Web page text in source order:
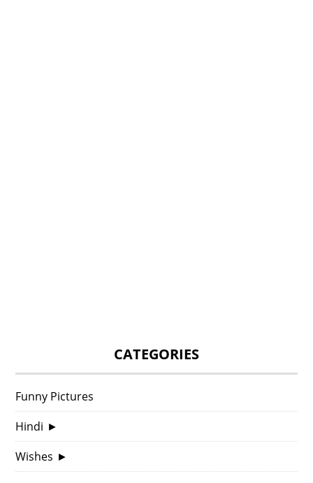
CATEGORIES
Funny Pictures
Hindi ►
Wishes ►